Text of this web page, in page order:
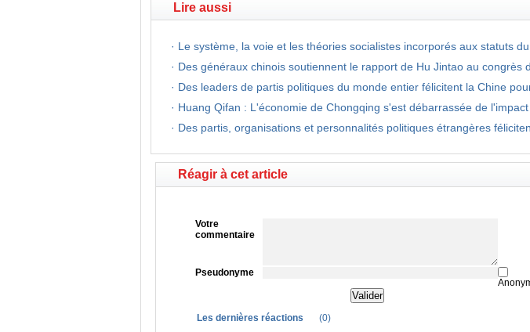
Lire aussi
· Le système, la voie et les théories socialistes incorporés aux statuts
· Des généraux chinois soutiennent le rapport de Hu Jintao au congrès
· Des leaders de partis politiques du monde entier félicitent la Chine
· Huang Qifan : L'économie de Chongqing s'est débarrassée de
· Des partis, organisations et personnalités politiques étrangères
Réagir à cet article
Votre
commentaire
Pseudonyme
Les dernières réactions (0)